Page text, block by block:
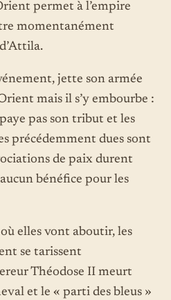
permet à l’empire
momentanément
jette son armée
mais il s’y embourbe :
pas son tribut et les
précédemment dues sont
de paix durent
bénéfice pour les
elles vont aboutir, les
se tarissent
Théodose II meurt
et le « parti des bleus »